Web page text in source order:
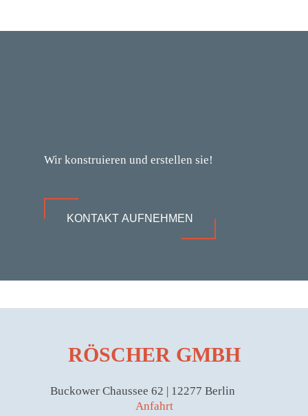
Wir konstruieren und erstellen sie!
KONTAKT AUFNEHMEN
RÖSCHER GMBH
Buckower Chaussee 62 | 12277 Berlin
Anfahrt